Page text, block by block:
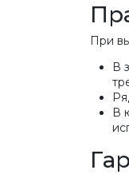
При
В
В